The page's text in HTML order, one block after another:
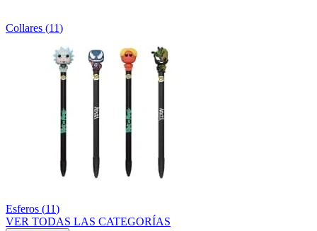
Collares (11)
Esferos (11)
VER TODAS LAS CATEGORÍAS